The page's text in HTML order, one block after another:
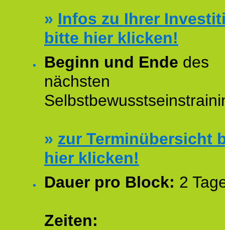
» Infos zu Ihrer
bitte hier klicken!
Beginn und Ende des
nächsten
» zur Terminübersicht
hier klicken!
Dauer pro Block: 2
Zeiten: